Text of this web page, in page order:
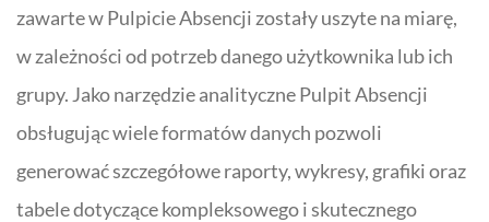
zawarte w Pulpicie Absencji zostały uszyte na miarę,
w zależności od potrzeb danego użytkownika lub ich
grupy. Jako narzędzie analityczne Pulpit Absencji
obsługując wiele formatów danych pozwoli
generować szczegółowe raporty, wykresy, grafiki oraz
tabele dotyczące kompleksowego i skutecznego